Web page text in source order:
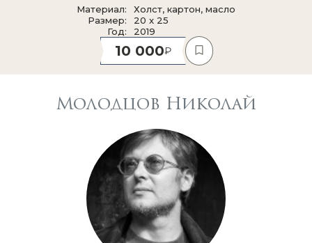
Материал
Холст, картон, масло
Размер
20 x 25
Год
2019
10 000
Молодцов Николай